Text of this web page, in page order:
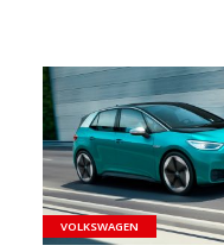
VER NOTA
VOLKSWAGEN